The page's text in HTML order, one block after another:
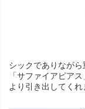
シックでありなが
「サファイアピア
より引き出してくれ